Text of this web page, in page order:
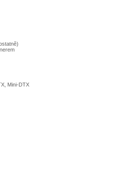
Mini-DTX